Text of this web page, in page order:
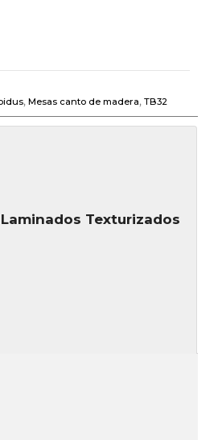
, Mesas canto de madera, TB32
Laminados Texturizados